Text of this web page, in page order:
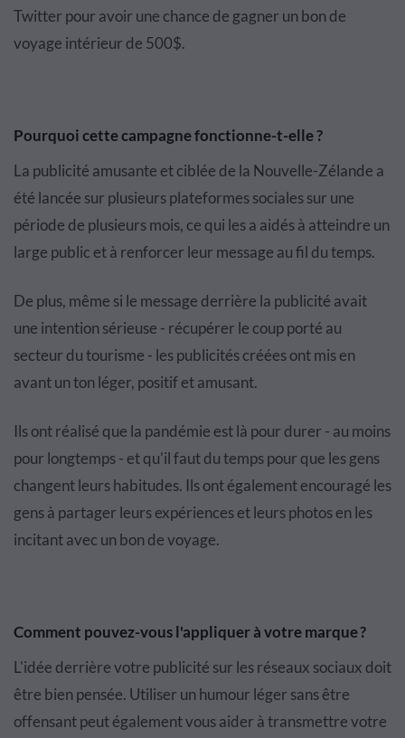
Twitter pour avoir une chance de gagner un bon de
voyage intérieur de 500$.
Pourquoi cette campagne fonctionne-t-elle ?
La publicité amusante et ciblée de la Nouvelle-Zélande a
été lancée sur plusieurs plateformes sociales sur une
période de plusieurs mois, ce qui les a aidés à atteindre un
large public et à renforcer leur message au fil du temps.
De plus, même si le message derrière la publicité avait
une intention sérieuse - récupérer le coup porté au
secteur du tourisme - les publicités créées ont mis en
avant un ton léger, positif et amusant.
Ils ont réalisé que la pandémie est là pour durer - au moins
pour longtemps - et qu'il faut du temps pour que les gens
changent leurs habitudes. Ils ont également encouragé les
gens à partager leurs expériences et leurs photos en les
incitant avec un bon de voyage.
Comment pouvez-vous l'appliquer à votre marque ?
L'idée derrière votre publicité sur les réseaux sociaux doit
être bien pensée. Utiliser un humour léger sans être
offensant peut également vous aider à transmettre votre